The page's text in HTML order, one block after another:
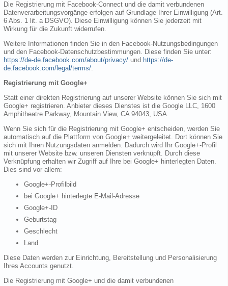
Die Registrierung mit Facebook-Connect und die damit verbundenen
Datenverarbeitungsvorgänge erfolgen auf Grundlage Ihrer Einwilligung (Art.
6 Abs. 1 lit. a DSGVO). Diese Einwilligung können Sie jederzeit mit
Wirkung für die Zukunft widerrufen.
Weitere Informationen finden Sie in den Facebook-Nutzungsbedingungen
und den Facebook-Datenschutzbestimmungen. Diese finden Sie unter:
https://de-de.facebook.com/about/privacy/ und https://de-
de.facebook.com/legal/terms/.
Registrierung mit Google+
Statt einer direkten Registrierung auf unserer Website können Sie sich mit
Google+ registrieren. Anbieter dieses Dienstes ist die Google LLC, 1600
Amphitheatre Parkway, Mountain View, CA 94043, USA.
Wenn Sie sich für die Registrierung mit Google+ entscheiden, werden Sie
automatisch auf die Plattform von Google+ weitergeleitet. Dort können Sie
sich mit Ihren Nutzungsdaten anmelden. Dadurch wird Ihr Google+-Profil
mit unserer Website bzw. unseren Diensten verknüpft. Durch diese
Verknüpfung erhalten wir Zugriff auf Ihre bei Google+ hinterlegten Daten.
Dies sind vor allem:
Google+-Profilbild
bei Google+ hinterlegte E-Mail-Adresse
Google+-ID
Geburtstag
Geschlecht
Land
Diese Daten werden zur Einrichtung, Bereitstellung und Personalisierung
Ihres Accounts genutzt.
Die Registrierung mit Google+ und die damit verbundenen